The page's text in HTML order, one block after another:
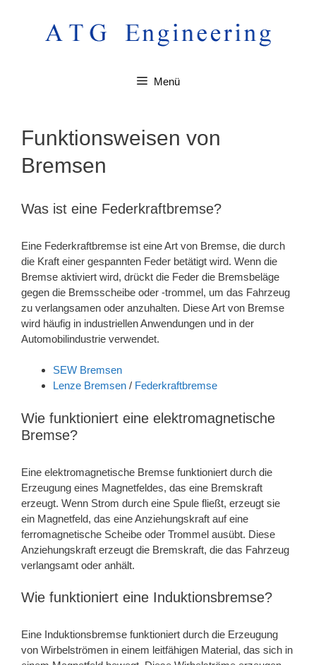
Menü
Funktionsweisen von
Bremsen
Was ist eine Federkraftbremse?
Eine Federkraftbremse ist eine Art von Bremse, die durch
die Kraft einer gespannten Feder betätigt wird. Wenn die
Bremse aktiviert wird, drückt die Feder die Bremsbeläge
gegen die Bremsscheibe oder -trommel, um das Fahrzeug
zu verlangsamen oder anzuhalten. Diese Art von Bremse
wird häufig in industriellen Anwendungen und in der
Automobilindustrie verwendet.
SEW Bremsen
Lenze Bremsen / Federkraftbremse
Wie funktioniert eine elektromagnetische
Bremse?
Eine elektromagnetische Bremse funktioniert durch die
Erzeugung eines Magnetfeldes, das eine Bremskraft
erzeugt. Wenn Strom durch eine Spule fließt, erzeugt sie
ein Magnetfeld, das eine Anziehungskraft auf eine
ferromagnetische Scheibe oder Trommel ausübt. Diese
Anziehungskraft erzeugt die Bremskraft, die das Fahrzeug
verlangsamt oder anhält.
Wie funktioniert eine Induktionsbremse?
Eine Induktionsbremse funktioniert durch die Erzeugung
von Wirbelströmen in einem leitfähigen Material, das sich in